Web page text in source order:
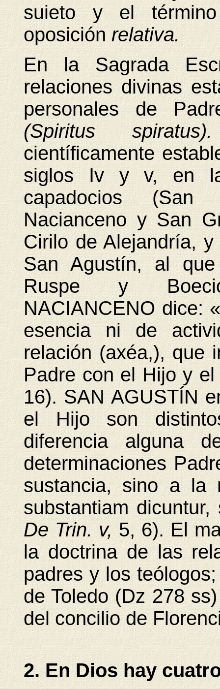
suieto y el
oposiciónrelativa.
En la Sagrada
relaciones divinas
personales de
(Spiritus
científicamente
siglos Iv y v, en
capadocios
Nacianceno y San
Cirilo de Alejandría,
San Agustín, al
Ruspe y
NACIANCENO dice:
esencia ni de
relación (axéa,), que
Padre con el Hijo y
16). SAN AGUSTÍN
el Hijo son
diferencia alguna
determinaciones
sustancia, sino a la
substantiam
De Trin. v, 5, 6). El
la doctrina de las
padres y los
de Toledo (Dz 278
del concilio de
2. En Dios hay